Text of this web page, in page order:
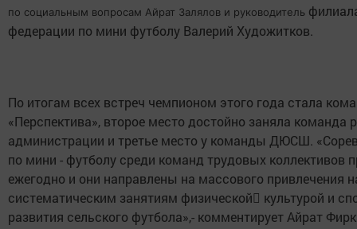
по социальным вопросам Айрат Залялов и руководитель
федерации по мини футболу Валерий Художитков.
По итогам всех встреч чемпионом этого года стала
«Перспектива», второе место достойно заняла команда
администрации и третье место у команды ДЮСШ.
по мини - футболу среди команд трудовых коллективов
ежегодно и они направлены на массового привлечения
систематическим занятиям физической культурой и
развития сельского футбола»,- комментирует Айрат